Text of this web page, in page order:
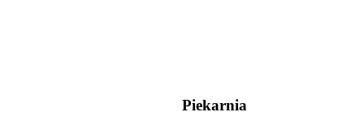
Piekarnia